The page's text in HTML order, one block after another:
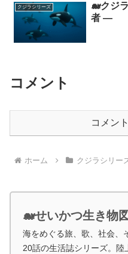
クジラシリーズ
🐋クジ
者 ―
コメント
コメン
ホーム クジラシリー
🐋せいかつ生き物
海をめぐる旅、歌、社会、
20話の生活誌シリーズ。陸